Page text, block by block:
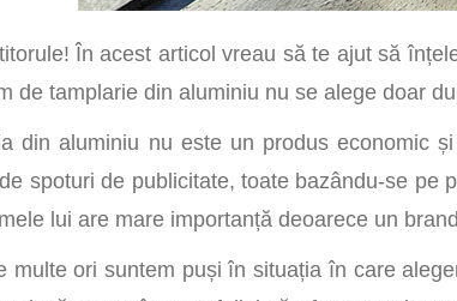
În acest articol vreau să te ajut să
de tamplarie din aluminiu nu se alege doar
din aluminiu nu este un produs economic
spoturi de publicitate, toate bazându-se
lui are mare importanță deoarece un
multe ori suntem puși în situația în care